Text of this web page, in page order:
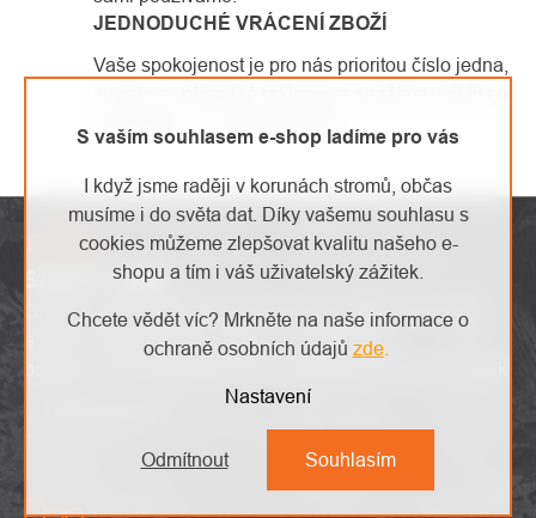
S vaším souhlasem e-shop ladíme pro vás
I když jsme raději v korunách stromů, občas
musíme i do světa dat. Díky vašemu souhlasu s
cookies můžeme zlepšovat kvalitu našeho e-
shopu a tím i váš uživatelský zážitek.
Chcete vědět víc? Mrkněte na naše informace o
ochraně osobních údajů zde.
Nastavení
Odmítnout Souhlasím
JEDNODUCHÉ VRÁCENÍ ZBOŽÍ
Vaše spokojenost je pro nás prioritou číslo jedna,
SAFETY ZÓNA
Odhalte nejnovější výškové trendy, inovativní produkty
a lákavé akce. Buďte v obraze s aktuálními